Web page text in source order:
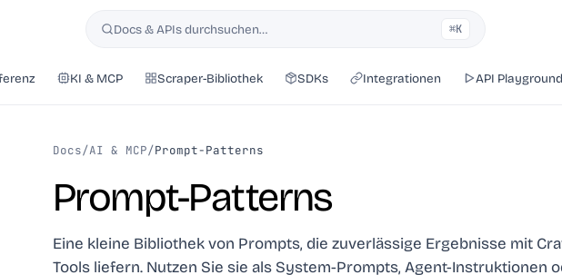
Suchen
Docs & APIs durchsuchen… ⌘K
KI & MCP Scraper-Bibliothek SDKs Integrationen API Playground
Docs/AI & MCP/Prompt-Patterns
Prompt-Patterns
Eine kleine Bibliothek von Prompts, die zuverlässige Ergebnisse mit
Tools liefern. Nutzen Sie sie als System-Prompts, Agent-Instruktionen